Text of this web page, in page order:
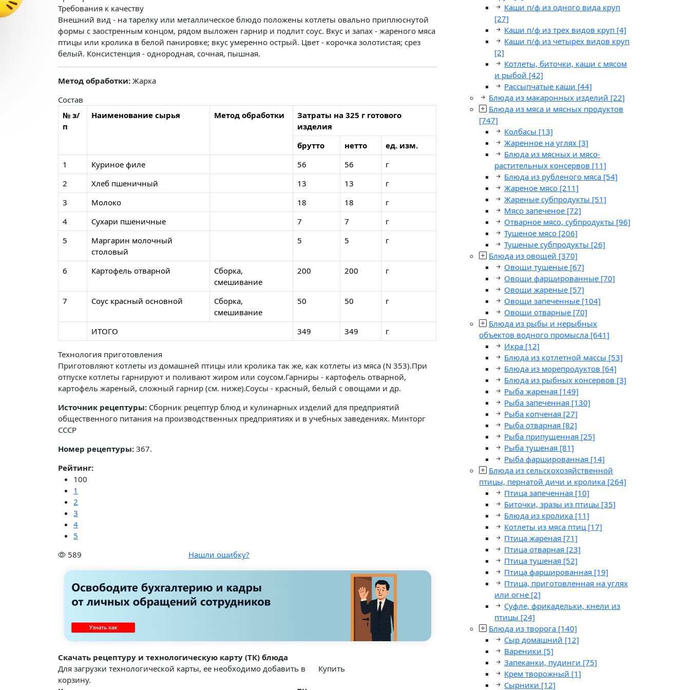
Каши п/ф из одного вида круп
[27]
Каши п/ф из трех видов круп [4]
Каши п/ф из четырех видов круп
[2]
Котлеты, биточки, каши с мясом
и рыбой [42]
Рассыпчатые каши [44]
Блюда из макаронных изделий [22]
Блюда из мяса и мясных продуктов
[747]
Колбасы [13]
Жаренное на углях [3]
Блюда из мясных и мясо-
растительных консервов [11]
Блюда из рубленого мяса [54]
Жареное мясо [211]
Жареные субпродукты [51]
Мясо запеченое [72]
Отварное мясо, субпродукты [96]
Тушеное мясо [206]
Тушеные субпродукты [26]
Блюда из овощей [370]
Овощи тушеные [67]
Овощи фаршированные [70]
Овощи жареные [57]
Овощи запеченные [104]
Овощи отварные [70]
Блюда из рыбы и нерыбных
объектов водного промысла [641]
Икра [12]
Блюда из котлетной массы [53]
Блюда из морепродуктов [64]
Блюда из рыбных консервов [3]
Рыба жареная [149]
Рыба запеченная [130]
Рыба копченая [27]
Рыба отварная [82]
Рыба припущенная [25]
Рыба тушеная [81]
Рыба фаршированная [14]
Блюда из сельскохозяйственной
птицы, пернатой дичи и кролика [264]
Птица запеченная [10]
Биточки, зразы из птицы [35]
Блюда из кролика [11]
Котлеты из мяса птиц [17]
Птица жареная [71]
Птица отварная [23]
Птица тушеная [52]
Птица фаршированная [19]
Птица, приготовленная на углях
или огне [2]
Суфле, фрикадельки, кнели из
птицы [24]
Блюда из творога [140]
Сыр домашний [12]
Вареники [5]
Запеканки, пудинги [75]
Крем творожный [1]
Сырники [12]
Требования к качеству
Внешний вид - на тарелку или металлическое блюдо положены котлеты овально приплюснутой
формы с заостренным концом, рядом выложен гарнир и подлит соус. Вкус и запах - жареного мяса
птицы или кролика в белой панировке; вкус умеренно острый. Цвет - корочка золотистая; срез
белый. Консистенция - однородная, сочная, пышная.
Метод обработки: Жарка
Состав
№ з/
п
Наименование сырья Метод обработки
Затраты на 325 г готового
изделия
брутто
нетто
ед. изм.
1
Куриное филе 56 56
г
2
Хлеб пшеничный 13 13
г
3
Молоко 18 18
г
4
Сухари пшеничные 7 7
г
5
Маргарин молочный
столовый
5 5 г
6 Картофель отварной
Сборка,
смешивание
200 200 г
7 Соус красный основной
Сборка,
смешивание
50 50 г
ИТОГО 349 349 г
Технология приготовления
Приготовляют котлеты из домашней птицы или кролика так же, как котлеты из мяса (N 353).При
отпуске котлеты гарнируют и поливают жиром или соусом.Гарниры - картофель отварной,
картофель жареный, сложный гарнир (см. ниже).Соусы - красный, белый с овощами и др.
Источник рецептуры: Сборник рецептур блюд и кулинарных изделий для предприятий
общественного питания на производственных предприятиях и в учебных заведениях. Минторг
СССР
Номер рецептуры: 367.
Рейтинг:
100
1
2
3
4
5
589
Нашли ошибку?
Скачать рецептуру и технологическую карту (ТК) блюда
Для загрузки технологической карты, ее необходимо добавить в
корзину.
Купить